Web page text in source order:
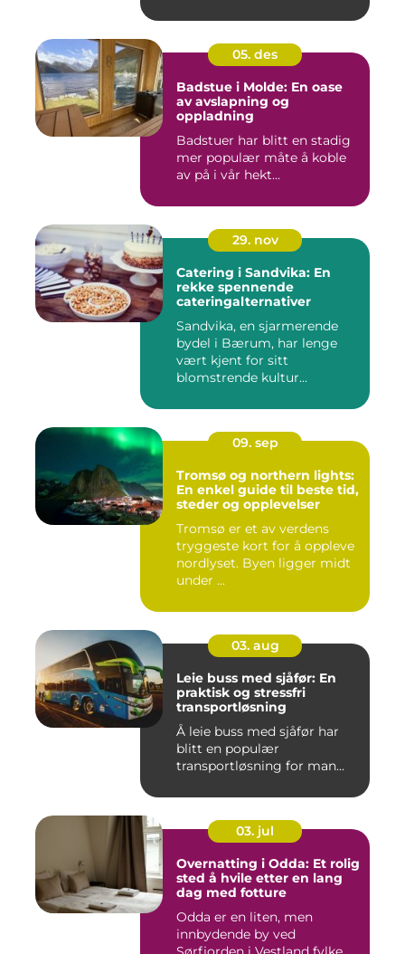
05. des
Badstue i Molde: En oase
av avslapning og
oppladning
Badstuer har blitt en stadig
mer populær måte å koble
av på i vår hekt...
29. nov
Catering i Sandvika: En
rekke spennende
cateringalternativer
Sandvika, en sjarmerende
bydel i Bærum, har lenge
vært kjent for sitt
blomstrende kultur...
09. sep
Tromsø og northern lights:
En enkel guide til beste tid,
steder og opplevelser
Tromsø er et av verdens
tryggeste kort for å oppleve
nordlyset. Byen ligger midt
under ...
03. aug
Leie buss med sjåfør: En
praktisk og stressfri
transportløsning
Å leie buss med sjåfør har
blitt en populær
transportløsning for man...
03. jul
Overnatting i Odda: Et rolig
sted å hvile etter en lang
dag med fotture
Odda er en liten, men
innbydende by ved